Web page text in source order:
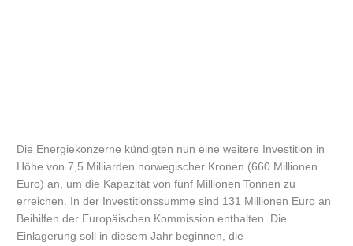
Die Energiekonzerne kündigten nun eine weitere Investition in
Höhe von 7,5 Milliarden norwegischer Kronen (660 Millionen
Euro) an, um die Kapazität von fünf Millionen Tonnen zu
erreichen. In der Investitionssumme sind 131 Millionen Euro an
Beihilfen der Europäischen Kommission enthalten. Die
Einlagerung soll in diesem Jahr beginnen, die